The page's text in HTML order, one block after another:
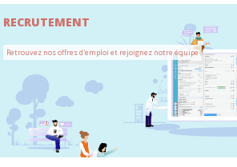
RECRUTEMENT
Retrouvez nos offres d'emploi et rejoignez notre équipe